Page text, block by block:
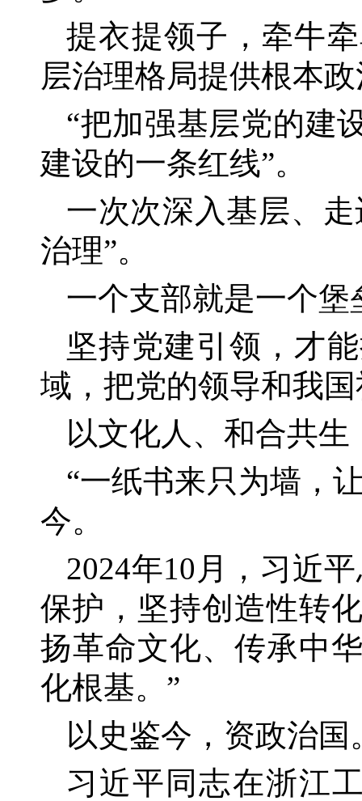
提衣提领子，牵牛
层治理格局提供根本
“把加强基层党的建
建设的一条红线”。
一次次深入基层、
治理”。
一个支部就是一个
坚持党建引领，才
域，把党的领导和我
以文化人、和合共
“一纸书来只为墙，
今。
2024年10月，习近
保护，坚持创造性转
扬革命文化、传承中
化根基。”
以史鉴今，资政治国
习近平同志在浙江